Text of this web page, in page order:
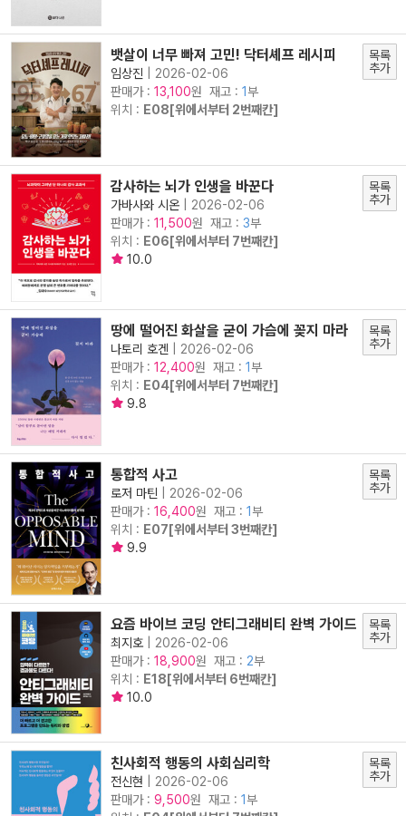
뱃살이 너무 빠져 고민! 닥터셰프 레시피
임상진
2026-02-06
판매가 : 13,100원 재고 : 1부
위치 : E08[위에서부터 2번째칸]
목록
추가
감사하는 뇌가 인생을 바꾼다
가바사와 시온
2026-02-06
판매가 : 11,500원 재고 : 3부
위치 : E06[위에서부터 7번째칸]
10.0
목록
추가
땅에 떨어진 화살을 굳이 가슴에 꽂지 마라
나토리 호겐
2026-02-06
판매가 : 12,400원 재고 : 1부
위치 : E04[위에서부터 7번째칸]
9.8
목록
추가
통합적 사고
로저 마틴
2026-02-06
판매가 : 16,400원 재고 : 1부
위치 : E07[위에서부터 3번째칸]
9.9
목록
추가
요즘 바이브 코딩 안티그래비티 완벽 가이드
최지호
2026-02-06
판매가 : 18,900원 재고 : 2부
위치 : E18[위에서부터 6번째칸]
10.0
목록
추가
친사회적 행동의 사회심리학
전신현
2026-02-06
판매가 : 9,500원 재고 : 1부
목록
추가